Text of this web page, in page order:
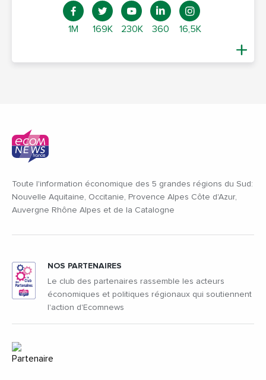
1M 169K 230K 360 16,5K
Toute l'information économique des 5 grandes régions du Sud:
Nouvelle Aquitaine, Occitanie, Provence Alpes Côte d'Azur,
Auvergne Rhône Alpes et de la Catalogne
NOS PARTENAIRES
Le club des partenaires rassemble les acteurs
économiques et politiques régionaux qui soutiennent
l'action d'Ecomnews